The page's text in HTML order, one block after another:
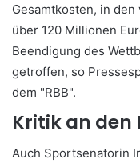
Gesamtkosten, in
über 120 Millionen
Beendigung des
getroffen, so
dem "RBB".
Kritik an den
Auch Sportsenatorin